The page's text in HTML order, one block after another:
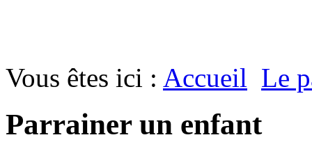
Vous êtes ici : Accueil Le
Parrainer un enfant